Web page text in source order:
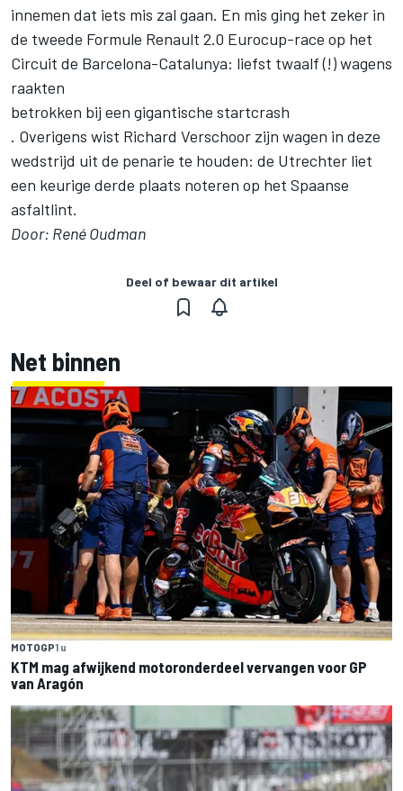
innemen dat iets mis zal gaan. En mis ging het zeker in
de tweede Formule Renault 2.0 Eurocup-race op het
Circuit de Barcelona-Catalunya: liefst twaalf (!) wagens
raakten
betrokken bij een gigantische startcrash
. Overigens wist Richard Verschoor zijn wagen in deze
wedstrijd uit de penarie te houden: de Utrechter liet
een keurige derde plaats noteren op het Spaanse
asfaltlint.
Door: René Oudman
Deel of bewaar dit artikel
Net binnen
MOTOGP1 u
KTM mag afwijkend motoronderdeel vervangen voor GP
van Aragón